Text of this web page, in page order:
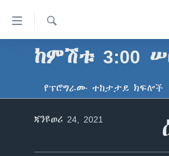
የመሥሪያ
ማገናኛዎች
አፍሪካ
ዓለምአቀፍ
ጋቢና ቪኦኤ
ከምሽቱ ሦስት ሰዓት የአማርኛ ዜና
ፈልግ
ከምሽቱ 3:00
የፕሮግራሙ ተከታታይ ክፍሎች
ጃንዩወሪ 24, 2021